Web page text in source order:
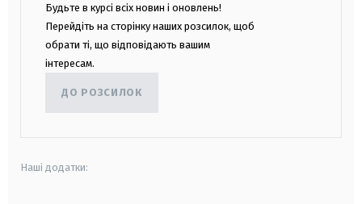
Будьте в курсі всіх новин і оновлень!
Перейдіть на сторінку наших розсилок, щоб
обрати ті, що відповідають вашим
інтересам.
ДО РОЗСИЛОК
Наші додатки: